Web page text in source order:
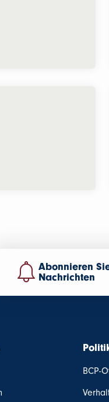
Abonnieren
Nachrichten
BCP-